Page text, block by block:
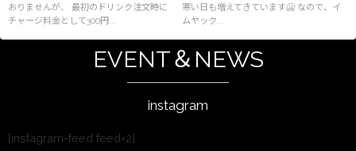
おりませんが、 最初のドリンク注文時に
チャージ料金として300円...
寒い日も増えてきています🥶 なので、イ
ムヤック...
EVENT＆NEWS
instagram
[instagram-feed feed=2]